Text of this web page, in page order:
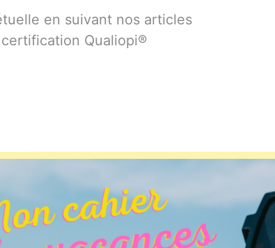
en suivant nos articles
certification Qualiopi®